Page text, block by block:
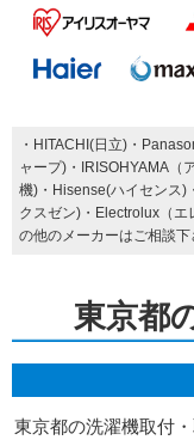
・HITACHI(日立)・
ャープ)・IRISOHYAMA（
機)・Hisense(ハイセンス)
クスゼン)・Electrolux（エ
の他のメーカーはご相談下
東京都
東京都の洗濯機取付